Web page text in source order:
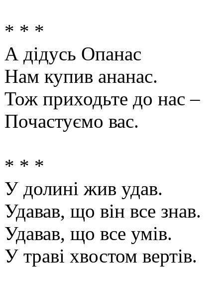
* * *
А дідусь Опанас
Нам купив ананас.
Тож приходьте до нас –
Почастуємо вас.
* * *
У долині жив удав.
Удавав, що він все знав.
Удавав, що все умів.
У траві хвостом вертів.